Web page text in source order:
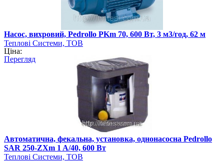
Насос, вихровий, Pedrollo PKm 70, 600 Вт, 3 м3/год, 62 м
Теплові Системи, ТОВ
Ціна:
Перегляд
Автоматична, фекальна, установка, однонасосна Pedrollo
SAR 250-ZXm 1 A/40, 600 Вт
Теплові Системи, ТОВ